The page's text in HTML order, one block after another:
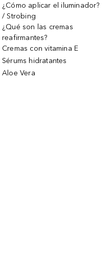
¿Cómo aplicar el iluminador?
/ Strobing
¿Qué son las cremas
reafirmantes?
Cremas con vitamina E
Sérums hidratantes
Aloe Vera